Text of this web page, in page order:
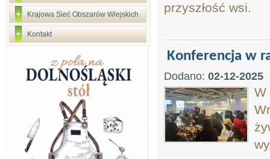
Krajowa Sieć Obszarów Wiejskich
Kontakt
przyszłość wsi.
Konferencja w
Dodano: 02-12-2025
W